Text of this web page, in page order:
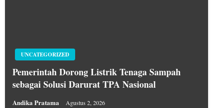
UNCATEGORIZED
Pemerintah Dorong Listrik Tenaga Sampah
sebagai Solusi Darurat TPA Nasional
Andika Pratama Agustus 2, 2026